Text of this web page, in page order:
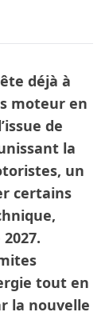
déjà à
moteur en
de
la
un
certains
tout en
la nouvelle